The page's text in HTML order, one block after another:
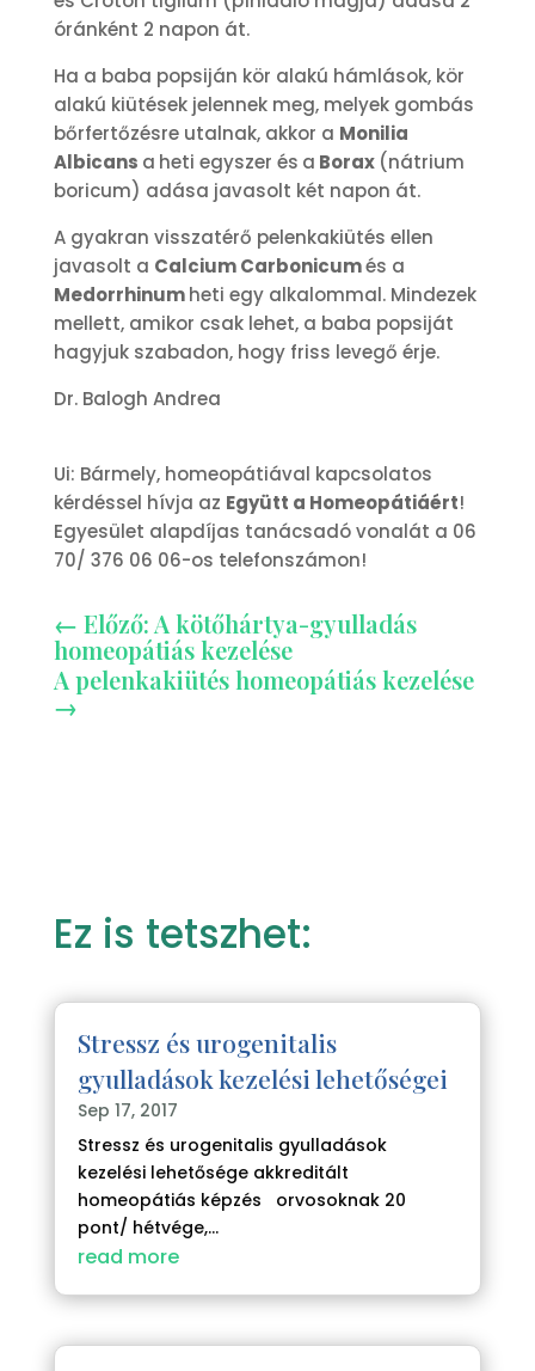
óránként 2 napon át.
Ha a baba popsiján kör alakú hámlások, kör
alakú kiütések jelennek meg, melyek gombás
bőrfertőzésre utalnak, akkor a Monilia
Albicans a heti egyszer és a Borax (nátrium
boricum) adása javasolt két napon át.
A gyakran visszatérő pelenkakiütés ellen
javasolt a Calcium Carbonicumés a
Medorrhinum heti egy alkalommal. Mindezek
mellett, amikor csak lehet, a baba popsiját
hagyjuk szabadon, hogy friss levegő érje.
Dr. Balogh Andrea
Ui: Bármely, homeopátiával kapcsolatos
kérdéssel hívja az Együtt a Homeopátiáért!
Egyesület alapdíjas tanácsadó vonalát a 06
70/ 376 06 06-os telefonszámon!
← Előző: A kötőhártya-gyulladás
homeopátiás kezelése
A pelenkakiütés homeopátiás kezelése
→
Ez is tetszhet:
Stressz és urogenitalis
gyulladások kezelési lehetőségei
Sep 17, 2017
Stressz és urogenitalis gyulladások
kezelési lehetősége akkreditált
homeopátiás képzés orvosoknak 20
pont/ hétvége,...
read more